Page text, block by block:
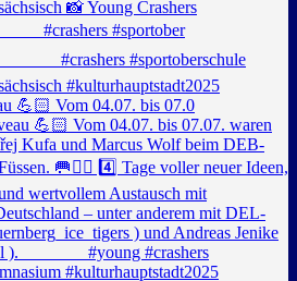
#crashers #sportober
💪🏻 Vom 04.07. bis 07.0